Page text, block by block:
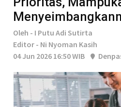
Oleh - I Putu Adi Sutirta
Editor - Ni Nyoman Kasih
04 Jun 2026 16:50 WIB